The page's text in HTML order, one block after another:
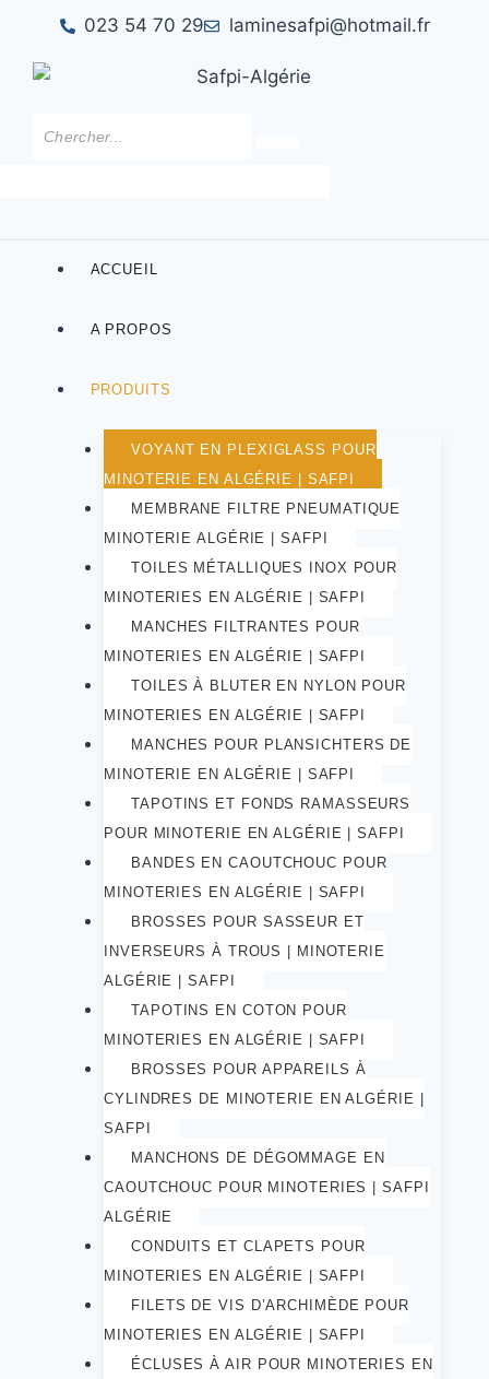
023 54 70 29 laminesafpi@hotmail.fr
ACCUEIL
A PROPOS
PRODUITS
VOYANT EN PLEXIGLASS POUR
MINOTERIE EN ALGÉRIE | SAFPI
MEMBRANE FILTRE PNEUMATIQUE
MINOTERIE ALGÉRIE | SAFPI
TOILES MÉTALLIQUES INOX POUR
MINOTERIES EN ALGÉRIE | SAFPI
MANCHES FILTRANTES POUR
MINOTERIES EN ALGÉRIE | SAFPI
TOILES À BLUTER EN NYLON POUR
MINOTERIES EN ALGÉRIE | SAFPI
MANCHES POUR PLANSICHTERS DE
MINOTERIE EN ALGÉRIE | SAFPI
TAPOTINS ET FONDS RAMASSEURS
POUR MINOTERIE EN ALGÉRIE | SAFPI
BANDES EN CAOUTCHOUC POUR
MINOTERIES EN ALGÉRIE | SAFPI
BROSSES POUR SASSEUR ET
INVERSEURS À TROUS | MINOTERIE
ALGÉRIE | SAFPI
TAPOTINS EN COTON POUR
MINOTERIES EN ALGÉRIE | SAFPI
BROSSES POUR APPAREILS À
CYLINDRES DE MINOTERIE EN ALGÉRIE |
SAFPI
MANCHONS DE DÉGOMMAGE EN
CAOUTCHOUC POUR MINOTERIES | SAFPI
ALGÉRIE
CONDUITS ET CLAPETS POUR
MINOTERIES EN ALGÉRIE | SAFPI
FILETS DE VIS D’ARCHIMÈDE POUR
MINOTERIES EN ALGÉRIE | SAFPI
ÉCLUSES À AIR POUR MINOTERIES EN